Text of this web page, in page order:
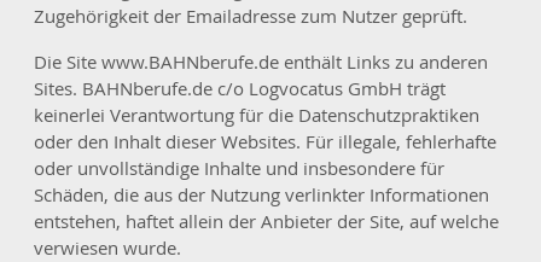
Zugehörigkeit der Emailadresse zum Nutzer geprüft.
Die Site www.BAHNberufe.de enthält Links zu anderen
Sites. BAHNberufe.de c/o Logvocatus GmbH trägt
keinerlei Verantwortung für die Datenschutzpraktiken
oder den Inhalt dieser Websites. Für illegale, fehlerhafte
oder unvollständige Inhalte und insbesondere für
Schäden, die aus der Nutzung verlinkter Informationen
entstehen, haftet allein der Anbieter der Site, auf welche
verwiesen wurde.